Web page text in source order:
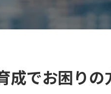
成でお困りの